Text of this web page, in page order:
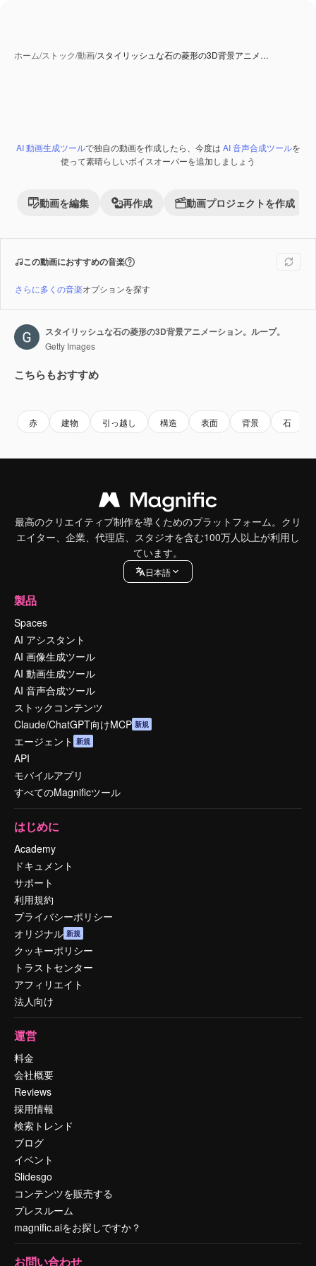
ホーム/ストック/動画/スタイリッシュな石の菱形の3D背景アニメ…
Premium
AI 動画生成ツールで独自の動画を作成したら、今度は AI 音声合成ツールを
使って素晴らしいボイスオーバーを追加しましょう
動画を編集 再作成 動画プロジェクトを作成
この動画におすすめの音楽
さらに多くの音楽オプションを探す
スタイリッシュな石の菱形の3D背景アニメーション。ループ。
Getty Images
こちらもおすすめ
赤 建物 引っ越し 構造 表面 背景 石
最高のクリエイティブ制作を導くためのプラットフォーム。クリ
エイター、企業、代理店、スタジオを含む100万人以上が利用し
ています。
日本語
製品
Spaces
AI アシスタント
AI 画像生成ツール
AI 動画生成ツール
AI 音声合成ツール
ストックコンテンツ
Claude/ChatGPT向けMCP 新規
エージェント 新規
API
モバイルアプリ
すべてのMagnificツール
はじめに
Academy
ドキュメント
サポート
利用規約
プライバシーポリシー
オリジナル 新規
クッキーポリシー
トラストセンター
アフィリエイト
法人向け
運営
料金
会社概要
Reviews
採用情報
検索トレンド
ブログ
イベント
Slidesgo
コンテンツを販売する
プレスルーム
magnific.aiをお探しですか？
お問い合わせ